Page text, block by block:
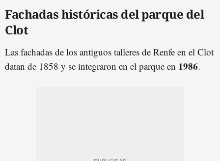
Fachadas históricas del parque del
Clot
Las fachadas de los antiguos talleres de Renfe en el Clot
datan de 1858 y se integraron en el parque en 1986.